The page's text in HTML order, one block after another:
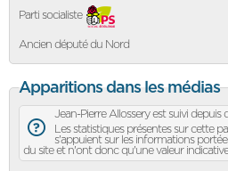
Parti socialiste
Ancien député du Nord
Apparitions dans les médias
Jean-Pierre Allossery est suivi depuis
Les statistiques présentes sur cette
s'appuient sur les informations
du site et n'ont donc qu'une valeur